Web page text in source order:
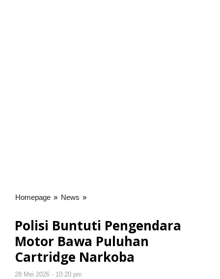
Homepage » News »
Pengendara
Motor
Bawa
Puluhan
Cartridge
Polisi Buntuti Pengendara
Motor Bawa Puluhan
Cartridge Narkoba
28 Mei 2026 - 10:20 pm